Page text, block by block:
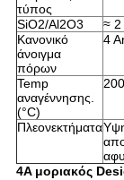
τύπος
SiO2/Al2O3
≈ 2
Κανονικό
άνοιγμα
πόρων
4
Temp
αναγέννησης.
(°C)
Πλεονεκτήματα
4A μοριακός